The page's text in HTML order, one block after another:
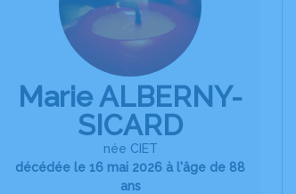
Marie ALBERNY-
SICARD
née CIET
décédée le 16 mai 2026 à l'âge de 88
ans